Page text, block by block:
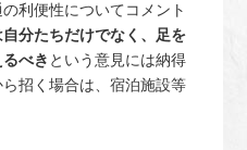
利便性についてコメント
分たちだけでなく、足を
べき という意見には納得
招く場合は、宿泊施設等